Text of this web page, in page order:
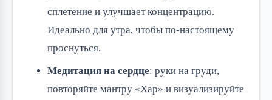
сплетение и улучшает концентрацию.
Идеально для утра, чтобы по-настоящему
проснуться.
Медитация на сердце: руки на груди,
повторяйте мантру «Хар» и визуализируйте